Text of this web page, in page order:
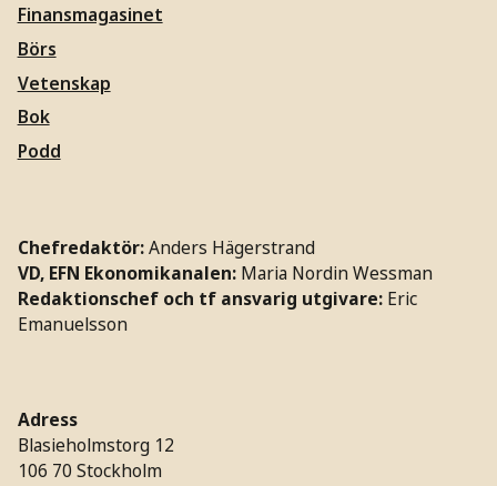
Finansmagasinet
Börs
Vetenskap
Bok
Podd
Chefredaktör:Anders Hägerstrand
VD, EFN Ekonomikanalen: Maria Nordin Wessman
Redaktionschef och tf ansvarig utgivare: Eric
Emanuelsson
Adress
Blasieholmstorg 12
106 70 Stockholm